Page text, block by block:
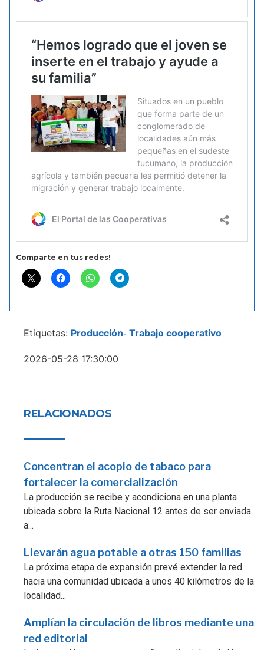
Comparte en tus redes!
Etiquetas: Producción- Trabajo cooperativo
2026-05-28 17:30:00
RELACIONADOS
Concentran el acopio de tabaco para
fortalecer la comercialización
La producción se recibe y acondiciona en una planta
ubicada sobre la Ruta Nacional 12 antes de ser enviada
a...
Llevarán agua potable a otras 150 familias
La próxima etapa de expansión prevé extender la red
hacia una comunidad ubicada a unos 40 kilómetros de la
localidad...
Amplían la circulación de libros mediante una
red editorial